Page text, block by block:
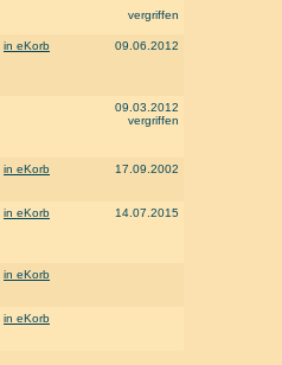
vergriffen
in eKorb 09.06.2012
09.03.2012
vergriffen
in eKorb 17.09.2002
in eKorb 14.07.2015
in eKorb
in eKorb